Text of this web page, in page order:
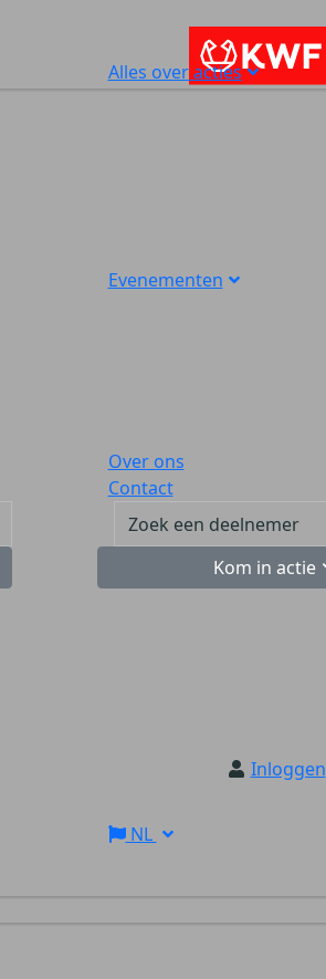
Alles over acties
Evenementen
Over ons
Contact
Kom in actie
Inloggen
NL